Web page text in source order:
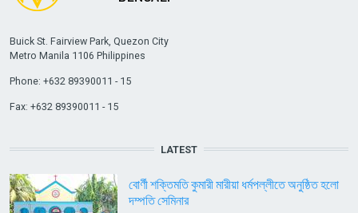
Buick St. Fairview Park, Quezon City
Metro Manila 1106 Philippines
Phone: +632 89390011 - 15
Fax: +632 89390011 - 15
LATEST
বোর্ণী শক্তিমতি কুমারী মারীয়া ধর্মপল্লীতে অনুষ্ঠিত হলো
দম্পতি সেমিনার